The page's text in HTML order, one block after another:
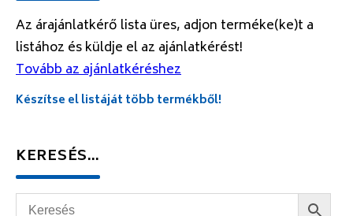
Az árajánlatkérő lista üres, adjon terméke(ke)t a
listához és küldje el az ajánlatkérést!
Tovább az ajánlatkéréshez
Készítse el listáját több termékből!
KERESÉS…